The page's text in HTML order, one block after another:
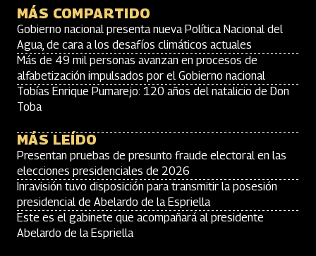
MÁS COMPARTIDO
Gobierno nacional presenta nueva Política Nacional del
Agua, de cara a los desafíos climáticos actuales
Más de 49 mil personas avanzan en procesos de
alfabetización impulsados por el Gobierno nacional
Tobías Enrique Pumarejo: 120 años del natalicio de Don
Toba
MÁS LEÍDO
Presentan pruebas de presunto fraude electoral en las
elecciones presidenciales de 2026
Inravisión tuvo disposición para transmitir la posesión
presidencial de Abelardo de la Espriella
Este es el gabinete que acompañará al presidente
Abelardo de la Espriella